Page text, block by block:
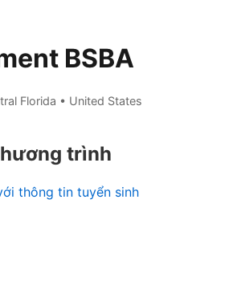
BSBA
Florida • United States
trình
thông tin tuyển sinh